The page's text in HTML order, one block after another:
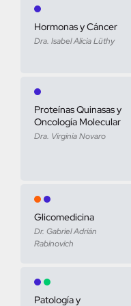
Hormonas y Cáncer
Dra. Isabel Alicia Lüthy
Proteínas Quinasas y
Oncología Molecular
Dra. Virginia Novaro
Glicomedicina
Dr. Gabriel Adrián
Rabinovich
Patología y